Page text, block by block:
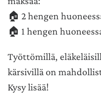
🏠 2 hengen
🏠 1 hengen
Työttömillä,
kärsivillä on
Kysy lisää!